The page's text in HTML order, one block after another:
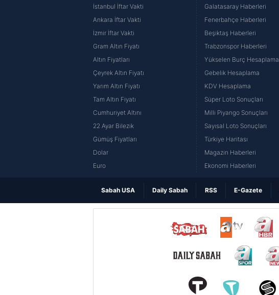
İstanbul İftar Vakti
Ankara İftar Vakti
İzmir İftar Vakti
Gram Altın Fiyatı
Altın Fiyatları
Çeyrek Altın Fiyatı
Yarım Altın Fiyatı
Tam Altın Fiyatı
Cumhuriyet Altını
22 Ayar Bilezik
Gümüş Fiyatları
Dolar
Euro
Galatasaray Haberleri
Fenerbahçe Haberleri
Beşiktaş Haberleri
Trabzonspor Haberleri
Yükselen Burç Hesaplama
Gebelik Hesaplama
KDV Hesaplama
Süper Loto Sonuçları
Milli Piyango Sonuçları
Sayısal Loto Sonuçları
Türkiye Haritası
Magazin Haberleri
Ekonomi Haberleri
Sabah USA Daily Sabah RSS E-Gazete